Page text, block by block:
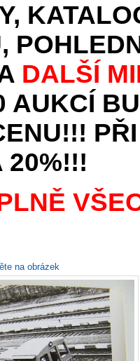
DALŠÍ
AUKCÍ
20%!!!
na obrázek